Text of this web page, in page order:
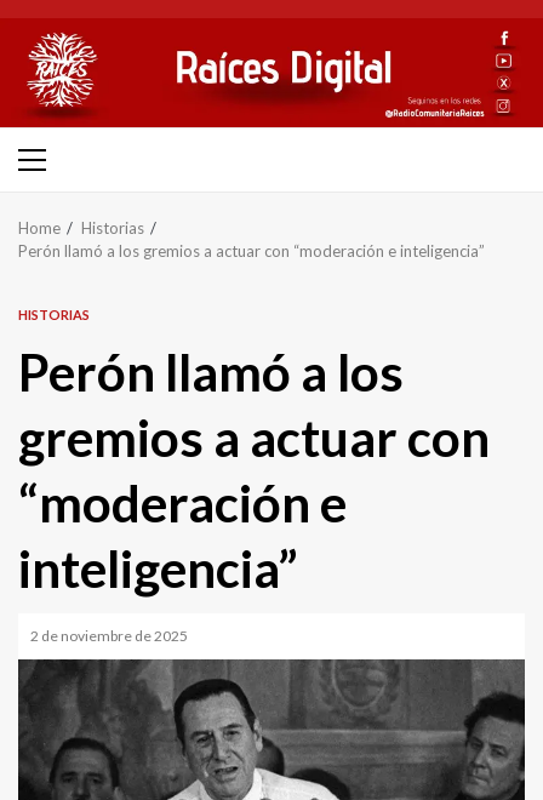
content
Primary
Home
Historias
Perón llamó a los gremios a actuar con “moderación e inteligencia”
HISTORIAS
Perón llamó a los
gremios a actuar con
“moderación e
inteligencia”
2 de noviembre de 2025